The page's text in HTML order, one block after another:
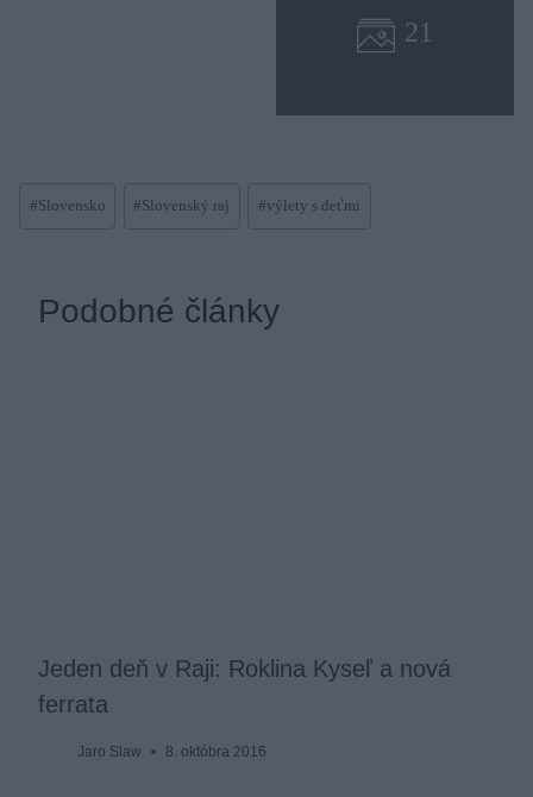
#Slovensko #Slovenský raj #výlety s deťmi
Podobné články
Jeden deň v Raji: Roklina Kyseľ a nová
ferrata
Jaro Slaw 8. októbra 2016